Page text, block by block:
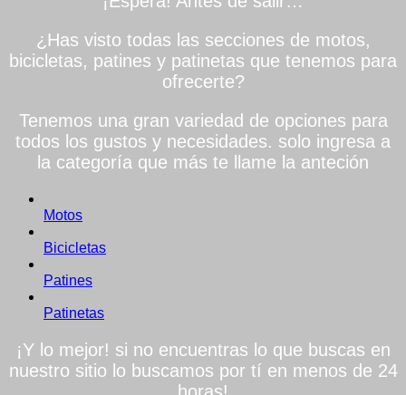
¿Has visto todas las secciones de motos,
bicicletas, patines y patinetas que tenemos para
ofrecerte?
Tenemos una gran variedad de opciones para
todos los gustos y necesidades. solo ingresa a
la categoría que más te llame la anteción
Motos
Bicicletas
Patines
Patinetas
¡Y lo mejor! si no encuentras lo que buscas en
nuestro sitio lo buscamos por tí en menos de 24